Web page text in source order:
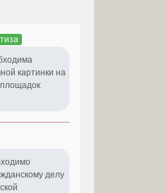
картинки на
делу